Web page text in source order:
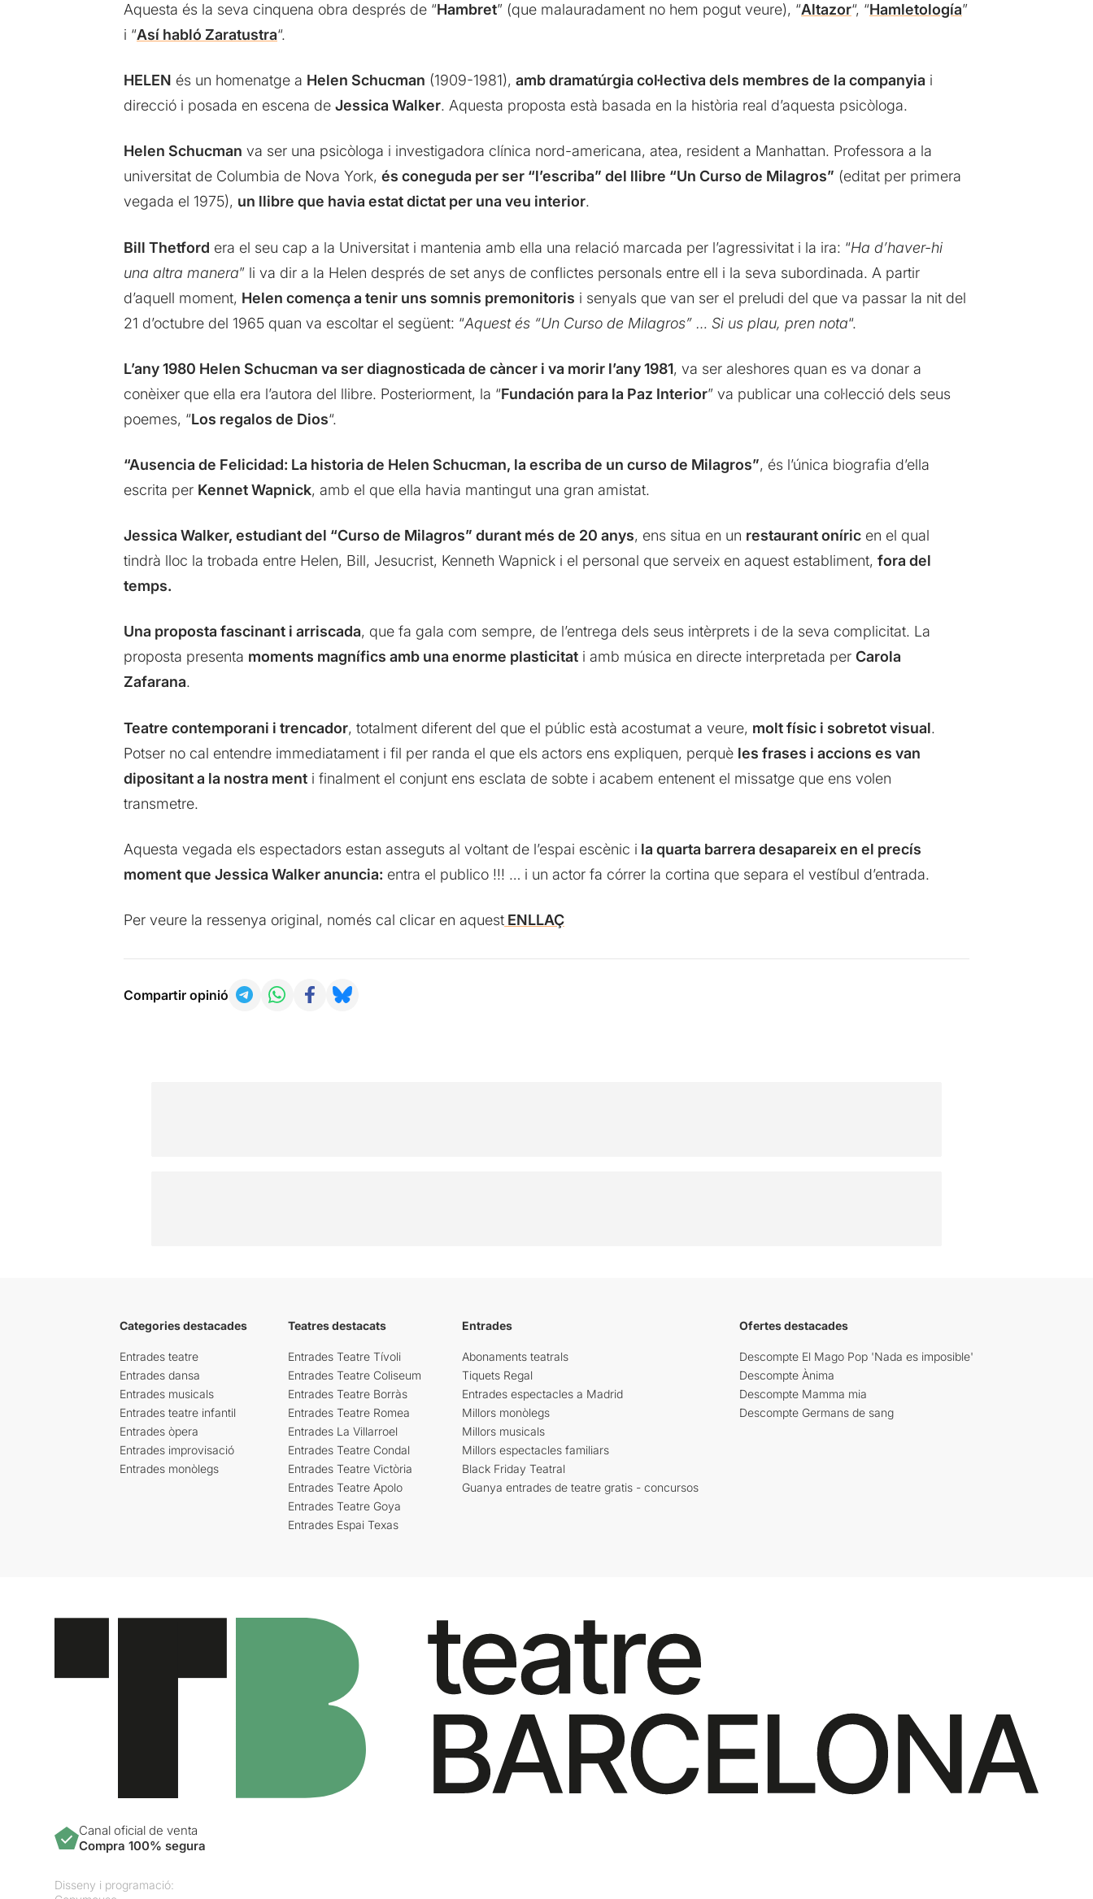
Aquesta és la seva cinquena obra després de “Hambret” (que malauradament no hem pogut veure), “Altazor“, “Hamletología”
i “Así habló Zaratustra“.
HELEN és un homenatge a Helen Schucman (1909-1981), amb dramatúrgia col·lectiva dels membres de la companyia i
direcció i posada en escena de Jessica Walker. Aquesta proposta està basada en la història real d’aquesta psicòloga.
Helen Schucman va ser una psicòloga i investigadora clínica nord-americana, atea, resident a Manhattan. Professora a la
universitat de Columbia de Nova York, és coneguda per ser “l’escriba” del llibre “Un Curso de Milagros” (editat per primera
vegada el 1975), un llibre que havia estat dictat per una veu interior.
Bill Thetford era el seu cap a la Universitat i mantenia amb ella una relació marcada per l’agressivitat i la ira: “Ha d’haver-hi
una altra manera” li va dir a la Helen després de set anys de conflictes personals entre ell i la seva subordinada. A partir
d’aquell moment, Helen comença a tenir uns somnis premonitoris i senyals que van ser el preludi del que va passar la nit del
21 d’octubre del 1965 quan va escoltar el següent: “Aquest és “Un Curso de Milagros” … Si us plau, pren nota“.
L’any 1980 Helen Schucman va ser diagnosticada de càncer i va morir l’any 1981, va ser aleshores quan es va donar a
conèixer que ella era l’autora del llibre. Posteriorment, la “Fundación para la Paz Interior” va publicar una col·lecció dels seus
poemes, “Los regalos de Dios“.
“Ausencia de Felicidad: La historia de Helen Schucman, la escriba de un curso de Milagros”, és l’única biografia d’ella
escrita per Kennet Wapnick, amb el que ella havia mantingut una gran amistat.
Jessica Walker, estudiant del “Curso de Milagros” durant més de 20 anys, ens situa en un restaurant oníricen el qual
tindrà lloc la trobada entre Helen, Bill, Jesucrist, Kenneth Wapnick i el personal que serveix en aquest establiment, fora del
temps.
Una proposta fascinant i arriscada, que fa gala com sempre, de l’entrega dels seus intèrprets i de la seva complicitat. La
proposta presenta moments magnífics amb una enorme plasticitati amb música en directe interpretada per Carola
Zafarana.
Teatre contemporani i trencador, totalment diferent del que el públic està acostumat a veure, molt físic i sobretot visual.
Potser no cal entendre immediatament i fil per randa el que els actors ens expliquen, perquè les frases i accions es van
dipositant a la nostra menti finalment el conjunt ens esclata de sobte i acabem entenent el missatge que ens volen
transmetre.
Aquesta vegada els espectadors estan asseguts al voltant de l’espai escènic i la quarta barrera desapareix en el precís
moment que Jessica Walker anuncia: entra el publico !!! … i un actor fa córrer la cortina que separa el vestíbul d’entrada.
Per veure la ressenya original, només cal clicar en aquestENLLAÇ
Compartir opinió
Categories destacades
Entrades teatre
Entrades dansa
Entrades musicals
Entrades teatre infantil
Entrades òpera
Entrades improvisació
Entrades monòlegs
Teatres destacats
Entrades Teatre Tívoli
Entrades Teatre Coliseum
Entrades Teatre Borràs
Entrades Teatre Romea
Entrades La Villarroel
Entrades Teatre Condal
Entrades Teatre Victòria
Entrades Teatre Apolo
Entrades Teatre Goya
Entrades Espai Texas
Entrades
Abonaments teatrals
Tiquets Regal
Entrades espectacles a Madrid
Millors monòlegs
Millors musicals
Millors espectacles familiars
Black Friday Teatral
Guanya entrades de teatre gratis - concursos
Ofertes destacades
Descompte El Mago Pop 'Nada es imposible'
Descompte Ànima
Descompte Mamma mia
Descompte Germans de sang
Canal oficial de venta
Compra 100% segura
Disseny i programació: